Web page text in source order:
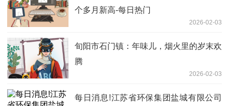
个多月新高-每日热门
2026-02-03
旬阳市石门镇：年味儿，烟火里的岁末欢
腾
2026-02-03
每日消息!江苏省环保集团盐城有限公司